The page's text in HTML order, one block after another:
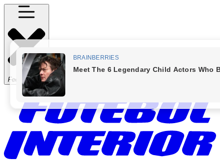
Fechar Menu